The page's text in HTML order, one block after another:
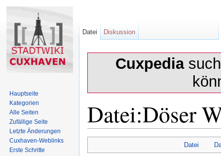
Cuxpedia
Datei:Döser
Datei
Datei Diskussion
Hauptseite
Kategorien
Alle Seiten
Zufällige Seite
Letzte Änderungen
Cuxhaven-Weblinks
Erste Schritte